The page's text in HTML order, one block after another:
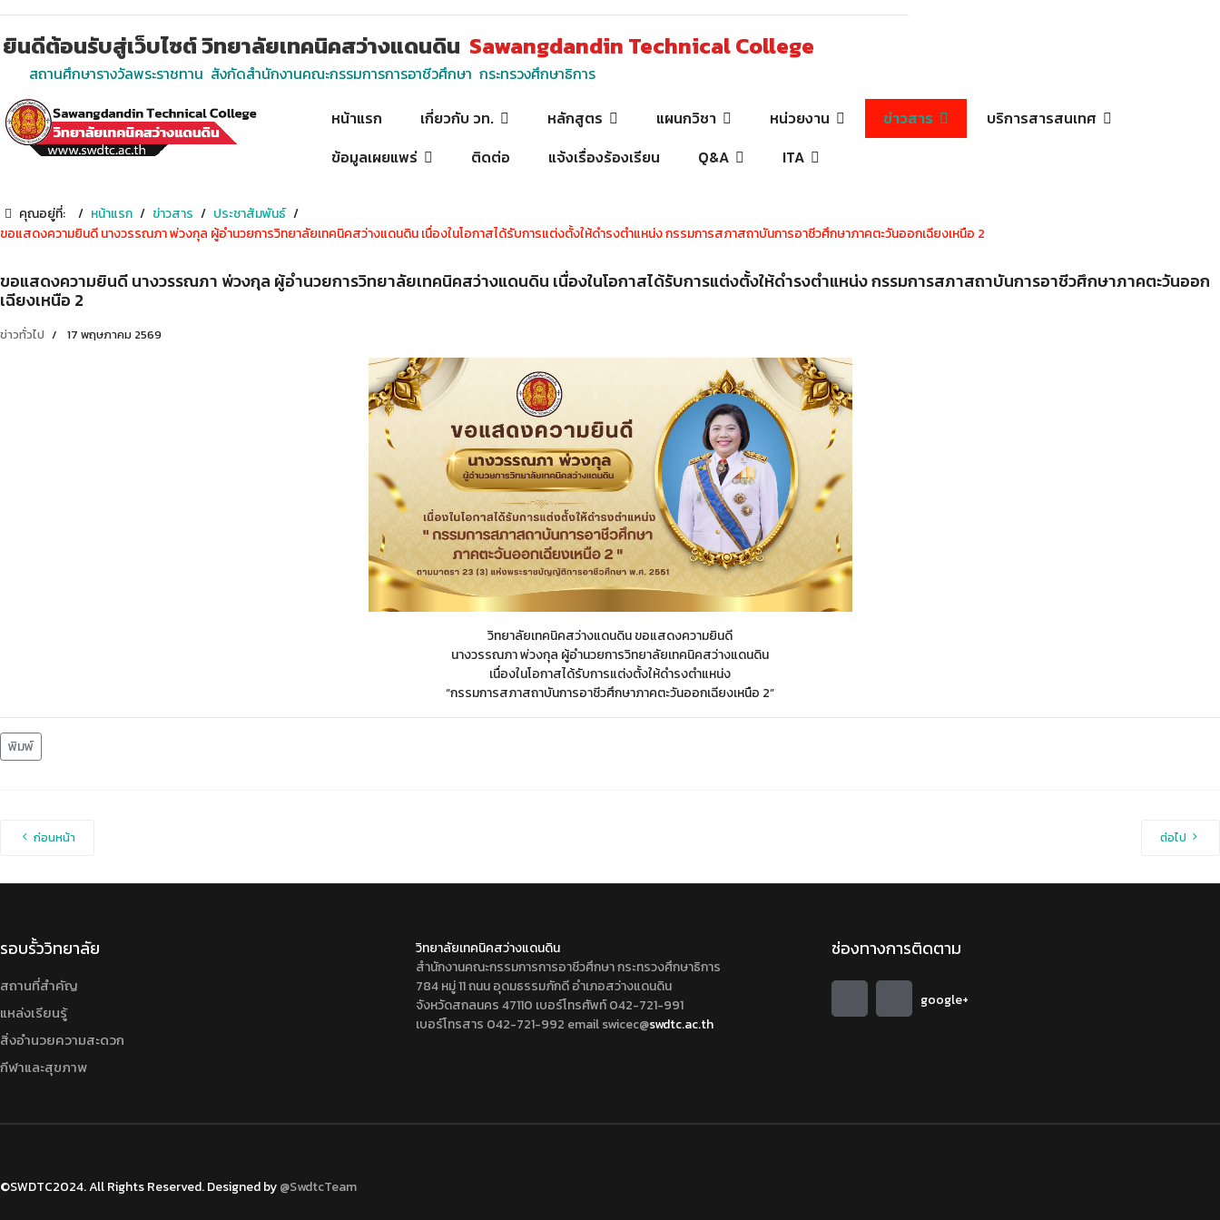
ยินดีต้อนรับสู่เว็บไซต์ วิทยาลัยเทคนิคสว่างแดนดิน Sawangdandin Technical College
สถานศึกษารางวัลพระราชทาน สังกัดสำนักงานคณะกรรมการการอาชีวศึกษา กระทรวงศึกษาธิการ
หน้าแรก เกี่ยวกับ วท. หลักสูตร แผนกวิชา หน่วยงาน ข่าวสาร
บริการสารสนเทศ
ข้อมูลเผยแพร่
ติดต่อ แจ้งเรื่องร้องเรียน Q&A ITA
คุณอยู่ที่: หน้าแรก ข่าวสาร
ประชาสัมพันธ์
ขอแสดงความยินดี นางวรรณภา พ่วงกุล ผู้อำนวยการวิทยาลัยเทคนิคสว่างแดนดิน เนื่องในโอกาสได้รับการแต่งตั้งให้ดำรงตำแหน่ง กรรมการสภาสถาบันการอาชีวศึกษาภาคตะวันออกเฉียงเหนือ 2
ขอแสดงความยินดี นางวรรณภา พ่วงกุล ผู้อำนวยการวิทยาลัยเทคนิคสว่างแดนดิน เนื่องในโอกาสได้รับการแต่งตั้งให้ดำรงตำแหน่ง กรรมการสภาสถาบันการอาชีวศึกษาภาคตะวันออก
เฉียงเหนือ 2
ข่าวทั่วไป 17 พฤษภาคม 2569
วิทยาลัยเทคนิคสว่างแดนดิน ขอแสดงความยินดี
นางวรรณภา พ่วงกุล ผู้อำนวยการวิทยาลัยเทคนิคสว่างแดนดิน
เนื่องในโอกาสได้รับการแต่งตั้งให้ดำรงตำแหน่ง
“กรรมการสภาสถาบันการอาชีวศึกษาภาคตะวันออกเฉียงเหนือ 2”
พิมพ์
ก่อนหน้า ต่อไป
รอบรั้ววิทยาลัย
สถานที่สำคัญ
แหล่งเรียนรู้
สิ่งอำนวยความสะดวก
กีฬาและสุขภาพ
วิทยาลัยเทคนิคสว่างแดนดิน
สำนักงานคณะกรรมการการอาชีวศึกษา กระทรวงศึกษาธิการ
784 หมู่ 11 ถนน อุดมธรรมภักดี อำเภอสว่างแดนดิน
จังหวัดสกลนคร 47110 เบอร์โทรศัพท์ 042-721-991
เบอร์โทรสาร 042-721-992 email swicec@swdtc.ac.th
ช่องทางการติดตาม
google+
©SWDTC2024. All Rights Reserved. Designed by@SwdtcTeam